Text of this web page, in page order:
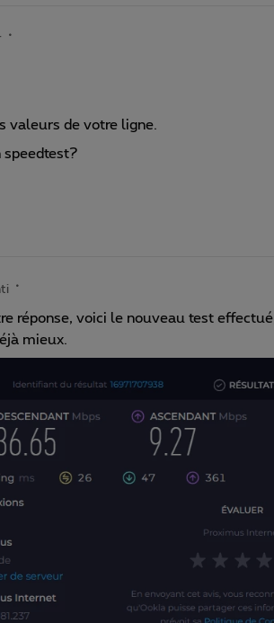
valeurs de votre ligne.
speedtest?
réponse, voici le nouveau test
mieux.